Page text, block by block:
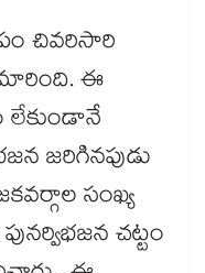
చివరిసారి
మారింది. ఈ
లేకుండానే
జరిగినపుడు
సంఖ్య
చట్టం